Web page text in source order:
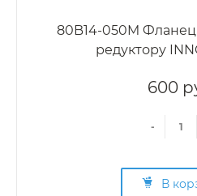
80B14-050M Фланец
редуктору
600
-
В